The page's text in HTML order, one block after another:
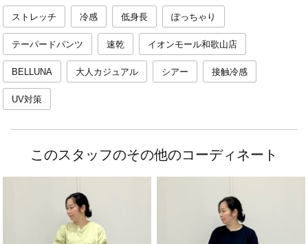
ストレッチ 冷感 低身長 ぽっちゃり
テーパードパンツ 速乾 イオンモール和歌山店
BELLUNA 大人カジュアル シアー 接触冷感
UV対策
このスタッフのその他のコーディネート